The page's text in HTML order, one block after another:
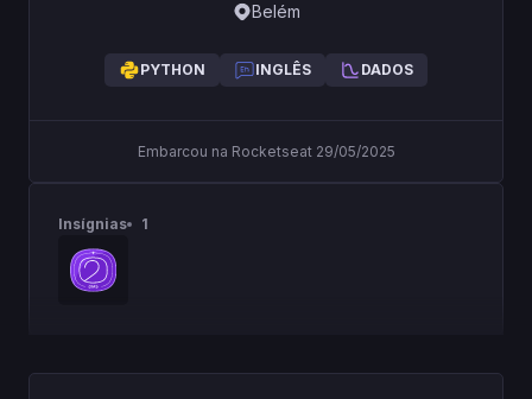
Belém
PYTHON INGLÊS DADOS
Embarcou na Rocketseat 29/05/2025
Insígnias 1